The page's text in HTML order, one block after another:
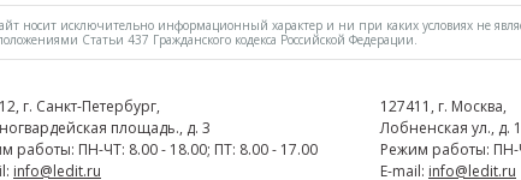
носит исключительно информационный характер и ни при каких условиях не
Статьи 437 Гражданского кодекса Российской Федерации.
, г. Cанкт-Петербург,
площадь., д. 3
работы: ПН-ЧТ: 8.00 - 18.00; ПТ: 8.00 - 17.00
info@ledit.ru
127411 , г. Москва,
Лобненская ул., д.
Режим работы: ПН-
E-mail: info@ledit.ru